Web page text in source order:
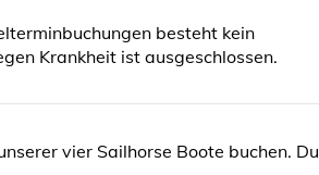
besteht kein
Krankheit ist ausgeschlossen.
vier Sailhorse Boote buchen. Du